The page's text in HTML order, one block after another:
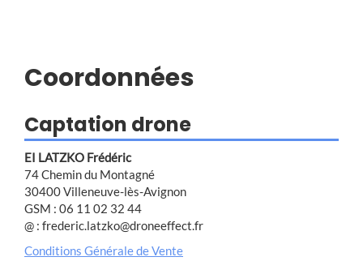
Coordonnées
Captation drone
EI LATZKO Frédéric
74 Chemin du Montagné
30400 Villeneuve-lès-Avignon
GSM : 06 11 02 32 44
@ : frederic.latzko@droneeffect.fr
Conditions Générale de Vente